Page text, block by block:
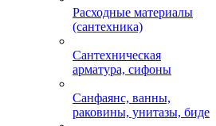
Расходные материалы
(сантехника)
Сантехническая
арматура, сифоны
Санфаянс, ванны,
раковины, унитазы, биде